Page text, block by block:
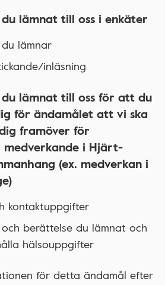
lämnat till oss i enkäter
lämnar
inläsning
lämnat till oss för att du
för ändamålet att vi ska
framöver för
i Hjärt-
(ex. medverkan i
kontaktuppgifter
berättelse du lämnat och
hälsouppgifter
för detta ändamål efter